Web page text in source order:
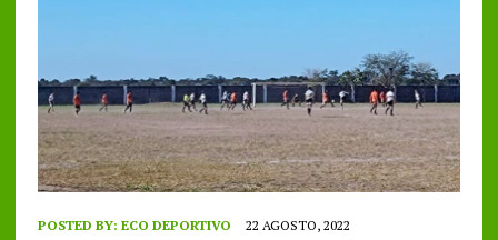
POSTED BY: ECO DEPORTIVO 22 AGOSTO, 2022